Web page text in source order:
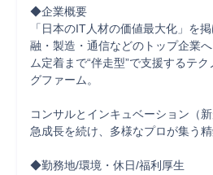
◆企業概要
「日本のIT人材の価値最大化」を
融・製造・通信などのトップ企業
ム定着まで“伴走型”で支援するテ
グファーム。
コンサルとインキュベーション（
急成長を続け、多様なプロが集う精
◆勤務地/環境・休日/福利厚生